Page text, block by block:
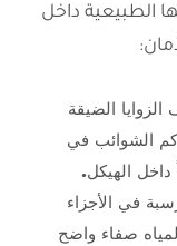
الطبيعية داخل
الضيقة
الشوائب في
داخل الهيكل.
في الأجزاء
صفاء واضح